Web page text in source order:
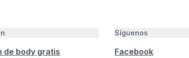
de body gratis
Síguenos
Facebook